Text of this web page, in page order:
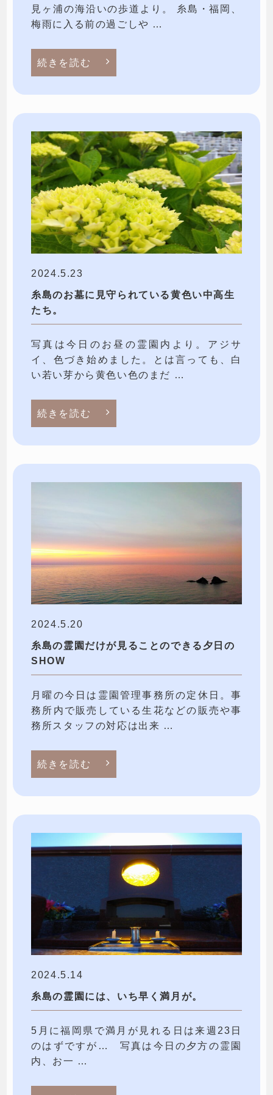
見ヶ浦の海沿いの歩道より。 糸島・福岡、
梅雨に入る前の過ごしや …
続きを読む
2024.5.23
糸島のお墓に見守られている黄色い中高生
たち。
写真は今日のお昼の霊園内より。アジサ
イ、色づき始めました。とは言っても、白
い若い芽から黄色い色のまだ …
続きを読む
2024.5.20
糸島の霊園だけが見ることのできる夕日の
SHOW
月曜の今日は霊園管理事務所の定休日。事
務所内で販売している生花などの販売や事
務所スタッフの対応は出来 …
続きを読む
2024.5.14
糸島の霊園には、いち早く満月が。
5月に福岡県で満月が見れる日は来週23日
のはずですが… 写真は今日の夕方の霊園
内、お一 …